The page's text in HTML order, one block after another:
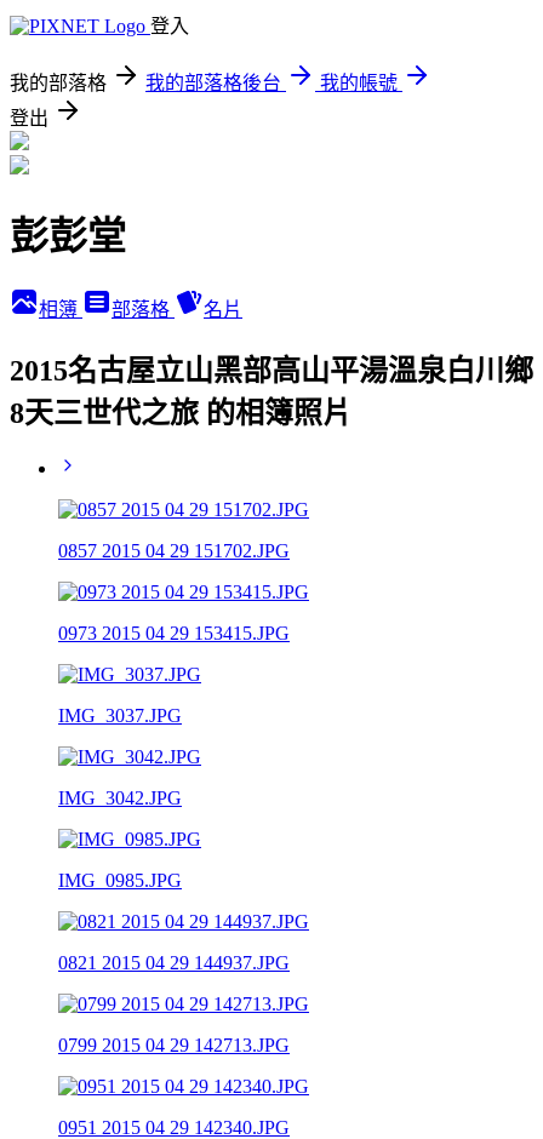
登入
我的部落格 我的部落格後台
我的帳號
登出
彭彭堂
相簿 部落格 名片
2015名古屋立山黑部高山平湯溫泉白川鄉
8天三世代之旅 的相簿照片
0857 2015 04 29 151702.JPG
0973 2015 04 29 153415.JPG
IMG_3037.JPG
IMG_3042.JPG
IMG_0985.JPG
0821 2015 04 29 144937.JPG
0799 2015 04 29 142713.JPG
0951 2015 04 29 142340.JPG